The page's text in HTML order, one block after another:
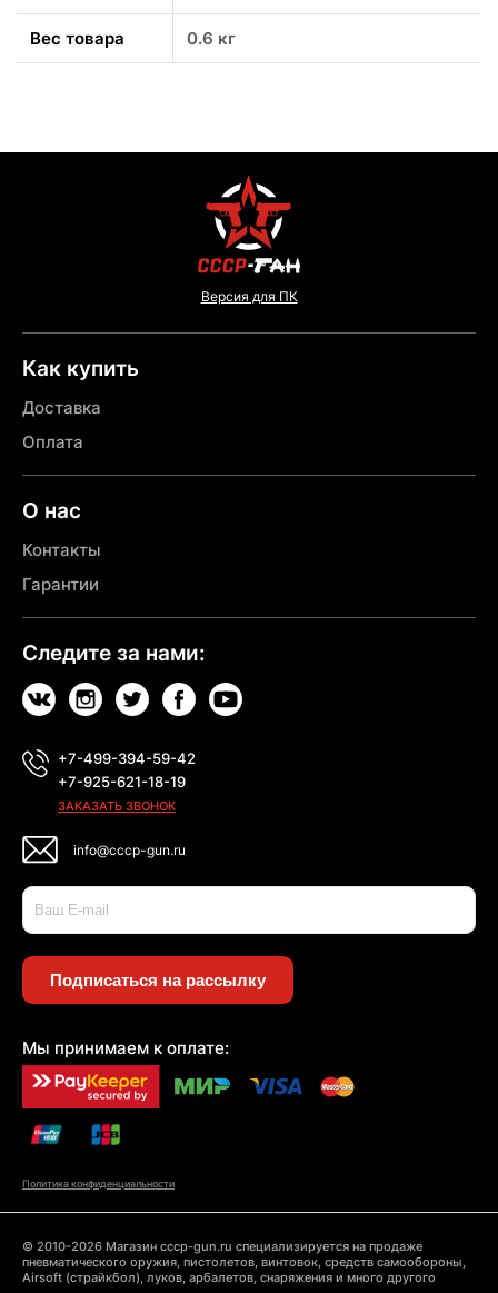
Вес товара 0.6 кг
Версия для ПК
Как купить
Доставка
Оплата
О нас
Контакты
Гарантии
Следите за нами:
+7-499-394-59-42
+7-925-621-18-19
ЗАКАЗАТЬ ЗВОНОК
info@cccp-gun.ru
Подписаться на рассылку
Мы принимаем к оплате:
Политика конфиденциальности
© 2010-2026 Магазин cccp-gun.ru специализируется на продаже
пневматического оружия, пистолетов, винтовок, средств самообороны,
Airsoft (страйкбол), луков, арбалетов, снаряжения и много другого